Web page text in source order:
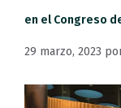
en el Congreso
29 marzo, 2023